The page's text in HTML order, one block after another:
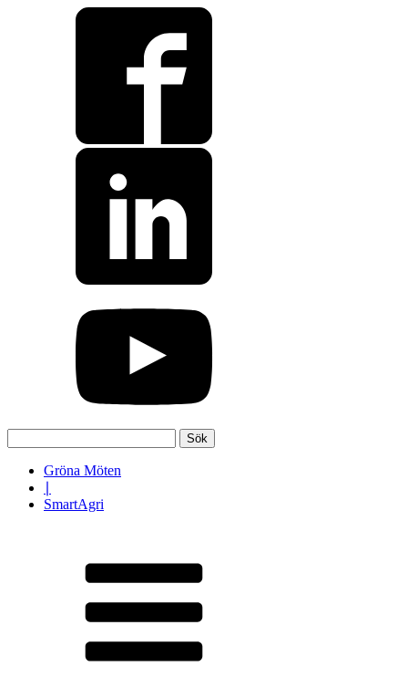
efter:
Gröna Möten
SmartAgri